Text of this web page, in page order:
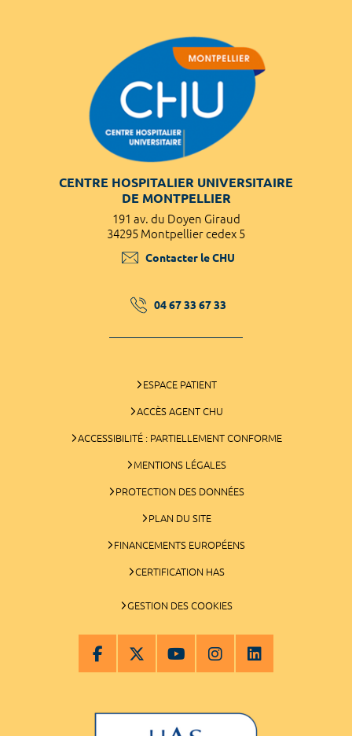
CENTRE HOSPITALIER UNIVERSITAIRE
DE MONTPELLIER
191 av. du Doyen Giraud
34295 Montpellier cedex 5
Contacter le CHU
04 67 33 67 33
ESPACE PATIENT
ACCÈS AGENT CHU
ACCESSIBILITÉ : PARTIELLEMENT CONFORME
MENTIONS LÉGALES
PROTECTION DES DONNÉES
PLAN DU SITE
FINANCEMENTS EUROPÉENS
CERTIFICATION HAS
GESTION DES COOKIES